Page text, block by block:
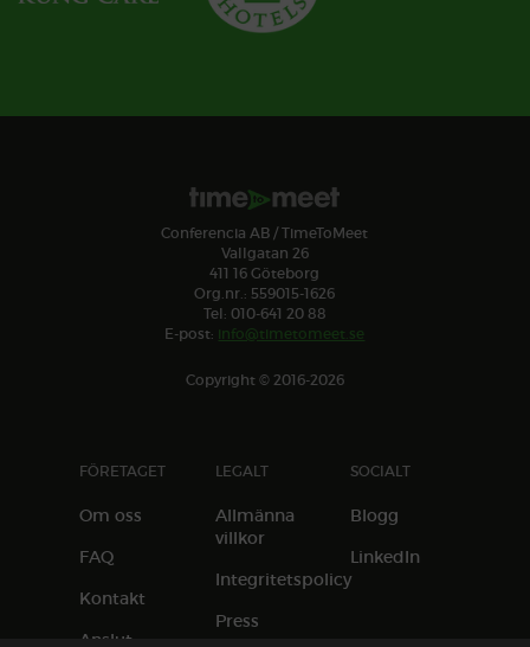
Conferencia AB / TimeToMeet
Vallgatan 26
411 16 Göteborg
Org.nr.: 559015-1626
Tel: 010-641 20 88
E-post: info@timetomeet.se
Copyright © 2016-2026
FÖRETAGET
Om oss
FAQ
Kontakt
Anslut
LEGALT
Allmänna
villkor
Integritetspolicy
Press
SOCIALT
Blogg
LinkedIn